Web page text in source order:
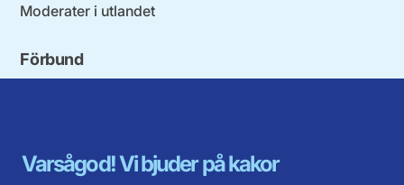
Varsågod! Vi bjuder på kakor
Moderater i utlandet
Förbund
Gävleborg
Halland
Värmlands län
Västerbotten